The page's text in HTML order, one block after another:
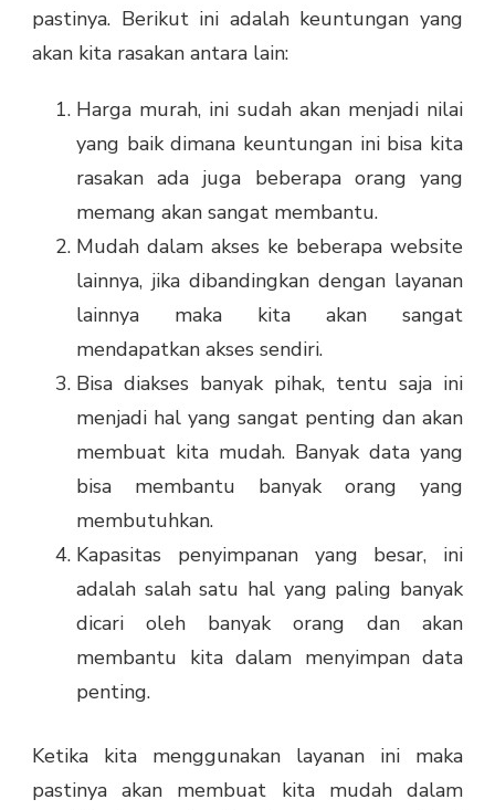
pastinya. Berikut ini adalah keuntungan yang
akan kita rasakan antara lain:
Harga murah, ini sudah akan menjadi nilai
yang baik dimana keuntungan ini bisa kita
rasakan ada juga beberapa orang yang
memang akan sangat membantu.
Mudah dalam akses ke beberapa website
lainnya, jika dibandingkan dengan layanan
lainnya maka kita akan sangat
mendapatkan akses sendiri.
Bisa diakses banyak pihak, tentu saja ini
menjadi hal yang sangat penting dan akan
membuat kita mudah. Banyak data yang
bisa membantu banyak orang yang
membutuhkan.
Kapasitas penyimpanan yang besar, ini
adalah salah satu hal yang paling banyak
dicari oleh banyak orang dan akan
membantu kita dalam menyimpan data
penting.
Ketika kita menggunakan layanan ini maka
pastinya akan membuat kita mudah dalam